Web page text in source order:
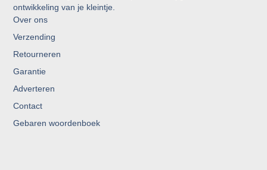
ontwikkeling van je kleintje.
Over ons
Verzending
Retourneren
Garantie
Adverteren
Contact
Gebaren woordenboek